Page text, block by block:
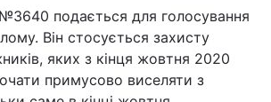
Інциденти
Туризм
Погода
подається для голосування
Він стосується захисту
яких з кінця жовтня 2020
примусово виселяти з